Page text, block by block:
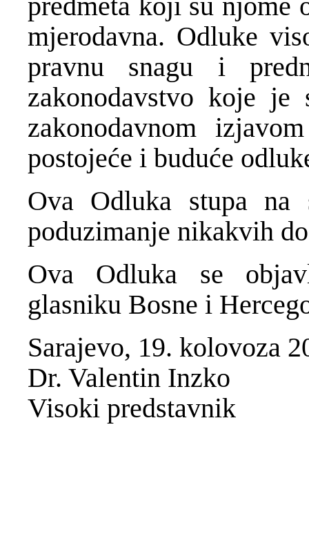
mjerodavna. Odluke
pravnu snagu i
zakonodavstvo koje
zakonodavnom
postojeće i buduće
Ova Odluka stupa na
poduzimanje nikakvih
Ova Odluka se
glasniku Bosne i
Sarajevo, 19. kolovoza
Dr. Valentin Inzko
Visoki predstavnik